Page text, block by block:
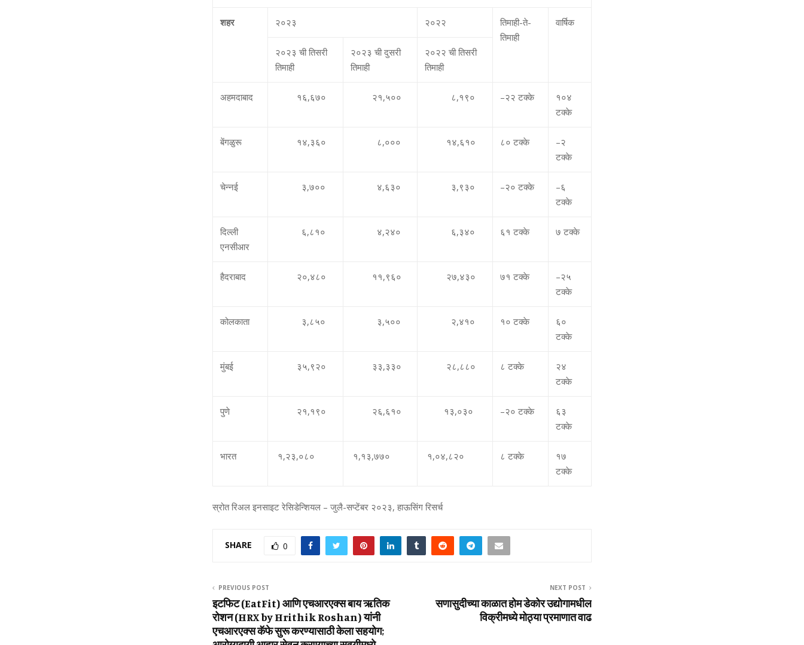
शहर २०२३ २०२२
तिमाही-ते-
तिमाही
वार्षिक
२०२३ ची तिसरी
तिमाही
२०२३ ची दुसरी
तिमाही
२०२२ ची तिसरी
तिमाही
अहमदाबाद १६,६७० २१,५०० ८,१९० –२२ टक्‍के
१०४
टक्‍के
बेंगळुरू १४,३६० ८,००० १४,६१० ८० टक्‍के –२
टक्‍के
चेन्‍नई ३,७०० ४,६३० ३,९३० –२० टक्‍के –६
टक्‍के
दिल्‍ली
एनसीआर
६,८१० ४,२४० ६,३४० ६१ टक्‍के ७ टक्‍के
हैदराबाद २०,४८० ११,९६० २७,४३० ७१ टक्‍के –२५
टक्‍के
कोलकाता ३,८५० ३,५०० २,४१० १० टक्‍के
६०
टक्‍के
मुंबई ३५,९२० ३३,३३० २८,८८० ८ टक्‍के
२४
टक्‍के
पुणे २१,१९० २६,६१० १३,०३० –२० टक्‍के
६३
टक्‍के
भारत १,२३,०८० १,१३,७७० १,०४,८२० ८ टक्‍के
१७
टक्‍के
स्रोत रिअल इनसाइट रेसिडेन्शियल – जुलै-सप्‍टेंबर २०२३, हाऊसिंग रिसर्च
SHARE 0
PREVIOUS POST
इटफिट (EatFit) आणि एचआरएक्‍स बाय ऋतिक
रोशन (HRX by Hrithik Roshan) यांनी
एचआरएक्‍स कॅफे सुरू करण्‍यासाठी केला सहयोग;
NEXT POST
सणासुदीच्‍या काळात होम डेकोर उद्योगामधील
विक्रीमध्‍ये मोठ्या प्रमाणात वाढ